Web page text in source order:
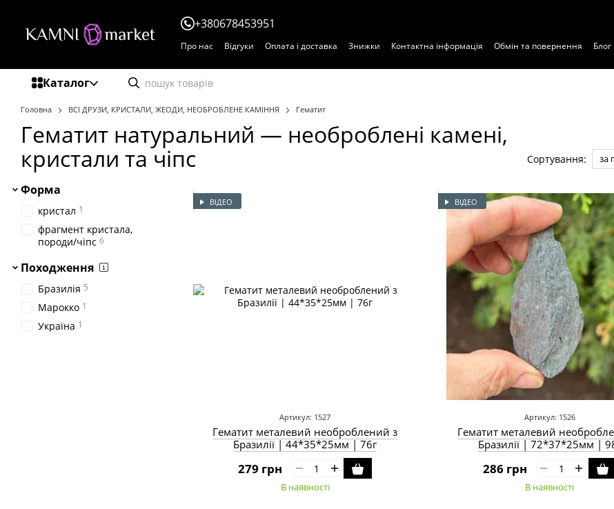
+380678453951
Про нас Відгуки Оплата і доставка Знижки Контактна інформація Обмін та повернення Блог
Каталог
Головна ВСІ ДРУЗИ, КРИСТАЛИ, ЖЕОДИ, НЕОБРОБЛЕНЕ КАМІННЯ Гематит
Гематит натуральний — необроблені камені,
кристали та чіпс
Сортування: за
ВІДЕО
Артикул: 1527
Гематит металевий необроблений з
Бразилії | 44*35*25мм | 76г
279 грн
В наявності
ВІДЕО
Артикул: 1526
Гематит металевий
Бразилії | 72*37*25мм |
286 грн
В наявності
Форма
кристал 1
фрагмент кристала,
породи/чіпс 6
Походження
Бразилія 5
Марокко 1
Україна 1